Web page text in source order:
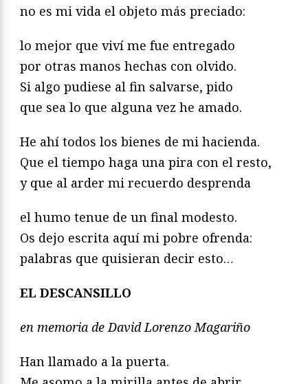
no es mi vida el objeto más preciado:
lo mejor que viví me fue entregado
por otras manos hechas con olvido.
Si algo pudiese al fin salvarse, pido
que sea lo que alguna vez he amado.
He ahí todos los bienes de mi hacienda.
Que el tiempo haga una pira con el resto,
y que al arder mi recuerdo desprenda
el humo tenue de un final modesto.
Os dejo escrita aquí mi pobre ofrenda:
palabras que quisieran decir esto…
EL DESCANSILLO
en memoria de David Lorenzo Magariño
Han llamado a la puerta.